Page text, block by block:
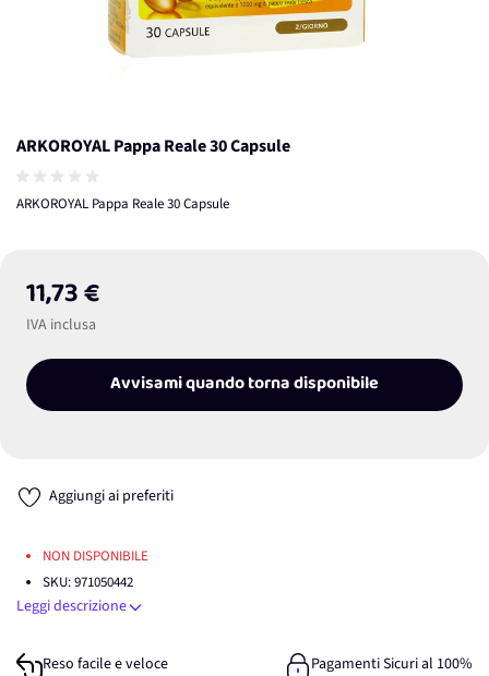
ARKOROYAL Pappa Reale 30 Capsule
ARKOROYAL Pappa Reale 30 Capsule
11,73 €
IVA inclusa
Avvisami quando torna disponibile
Aggiungi ai preferiti
NON DISPONIBILE
SKU:971050442
Leggi descrizione
Reso facile e veloce
Pagamenti Sicuri al 100%